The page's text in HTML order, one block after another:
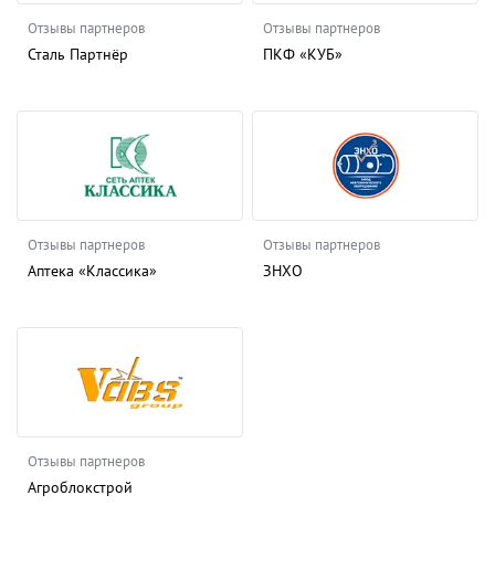
Отзывы партнеров
Сталь Партнёр
Отзывы партнеров
ПКФ «КУБ»
Отзывы партнеров
Аптека «Классика»
Отзывы партнеров
ЗНХО
Отзывы партнеров
Агроблокстрой